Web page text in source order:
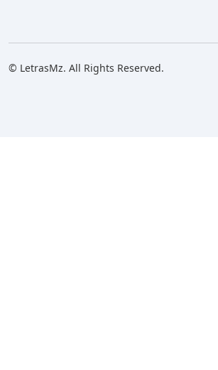
© LetrasMz. All Rights Reserved.